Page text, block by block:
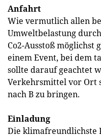
Anfahrt
Wie vermutlich allen
Umweltbelastung
Co2-Ausstoß möglichst
einem Event, bei dem
sollte darauf geachtet
Verkehrsmittel vor Ort
nach B zu bringen.
Einladung
Die klimafreundlichste